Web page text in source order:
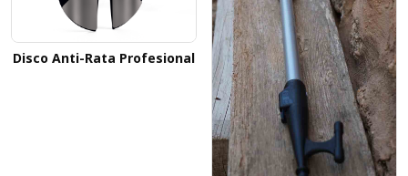
Disco Anti-Rata Profesional